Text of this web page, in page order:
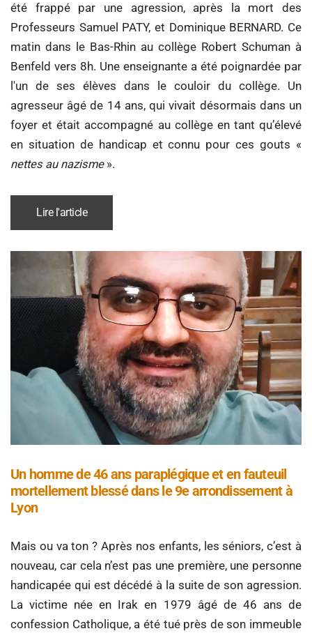
été frappé par une agression, après la mort des
Professeurs Samuel PATY, et Dominique BERNARD. Ce
matin dans le Bas-Rhin au collège Robert Schuman à
Benfeld vers 8h. Une enseignante a été poignardée par
l'un de ses élèves dans le couloir du collège. Un
agresseur âgé de 14 ans, qui vivait désormais dans un
foyer et était accompagné au collège en tant qu’élevé
en situation de handicap et connu pour ces gouts «
nettes au nazisme».
Lire l'article
Un homme de 46 ans paraplégique et en fauteuil
mortellement blessé dans le 9e arrondissement à
Lyon
Mais ou va ton ? Après nos enfants, les séniors, c’est à
nouveau, car cela n’est pas une première, une personne
handicapée qui est décédé à la suite de son agression.
La victime née en Irak en 1979 âgé de 46 ans de
confession Catholique, a été tué près de son immeuble